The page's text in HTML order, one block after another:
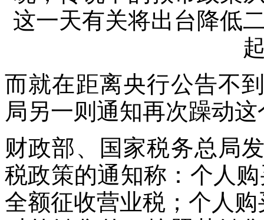
这一天有关将出台降低
而就在距离央行公告不
局另一则通知再次躁动
财政部、国家税务总局
税政策的通知称：个人
全额征收营业税；个人